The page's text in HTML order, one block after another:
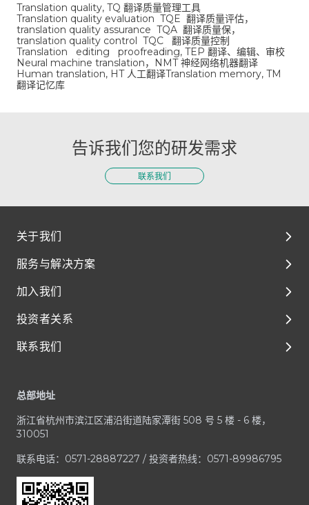
Translation quality, TQ 翻译质量管理工具
Translation quality evaluation TQE 翻译质量评估，
translation quality assurance TQA 翻译质量保，
translation quality control TQC 翻译质量控制
Translation editing proofreading, TEP 翻译、编辑、审校
Neural machine translation，NMT 神经网络机器翻译
Human translation, HT 人工翻译Translation memory, TM
翻译记忆库
告诉我们您的研发需求
联系我们
关于我们
关于我们
环境、社会及管治（ESG）
媒体与资源
服务与解决方案
解决方案
临床前开发
临床开发
治疗领域
加入我们
泰格人的故事
人才成长与发展
加入泰格医药
投资者关系
公司治理
公司公告
招股文件
投资者联系方式
联系我们
业务咨询 / RFP
媒体与投资者咨询
合规疑虑
总部地址
浙江省杭州市滨江区浦沿街道陆家潭街 508 号 5 楼 - 6 楼，
310051
联系电话：0571-28887227 / 投资者热线：0571-89986795